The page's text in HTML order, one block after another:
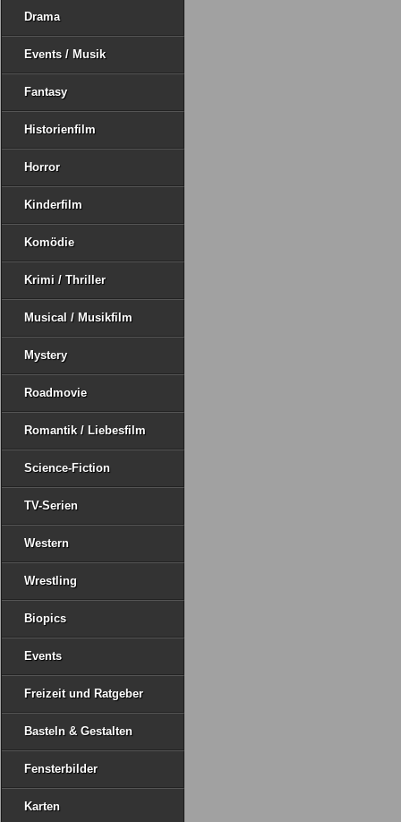
Drama
Events / Musik
Fantasy
Historienfilm
Horror
Kinderfilm
Komödie
Krimi / Thriller
Musical / Musikfilm
Mystery
Roadmovie
Romantik / Liebesfilm
Science-Fiction
TV-Serien
Western
Wrestling
Biopics
Events
Freizeit und Ratgeber
Basteln & Gestalten
Fensterbilder
Karten